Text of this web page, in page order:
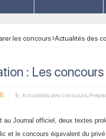
les concours Actualités des
: Les
Actualités des concours,
au Journal officiel, deux textes
et le concours équivalent du